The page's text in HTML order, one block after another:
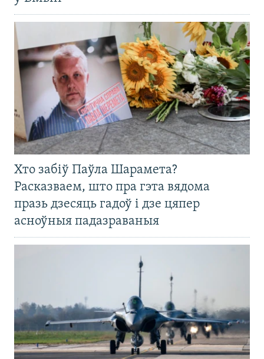
Хто забіў Паўла Шарамета?
Расказваем, што пра гэта вядома
празь дзесяць гадоў і дзе цяпер
асноўныя падазраваныя